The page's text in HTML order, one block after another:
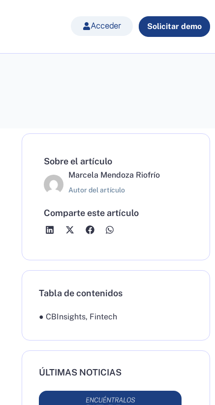
Acceder Solicitar demo
Sobre el artículo
Marcela Mendoza Riofrío
Autor del artículo
Comparte este artículo
Tabla de contenidos
● CBInsights, Fintech
ÚLTIMAS NOTICIAS